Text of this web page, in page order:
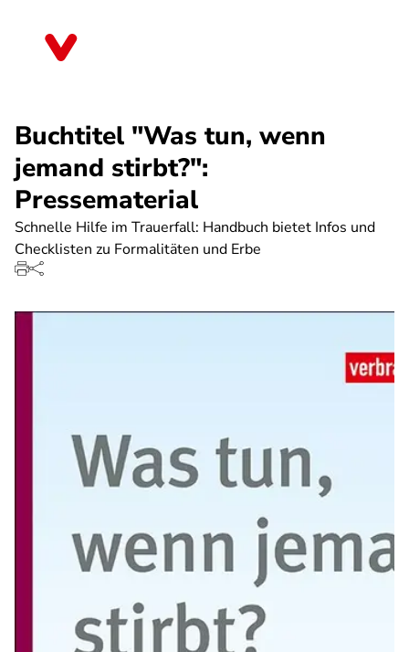
Buchtitel "Was tun, wenn
jemand stirbt?":
Pressematerial
Schnelle Hilfe im Trauerfall: Handbuch bietet Infos und
Checklisten zu Formalitäten und Erbe